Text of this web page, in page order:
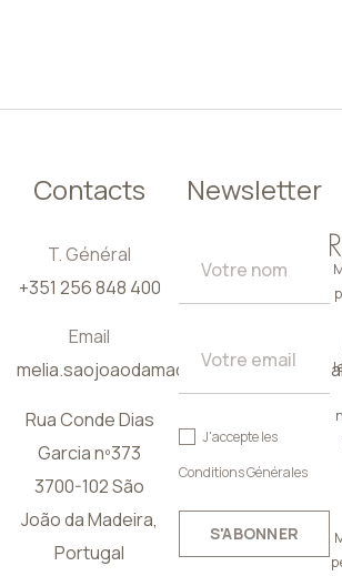
Contacts
T. Général
+351 256 848 400
Email
Rua Conde Dias
Garcia nº373
3700-102 São
João da Madeira,
Portugal
Newsletter
J'accepte les
Conditions Générales
S'ABONNER